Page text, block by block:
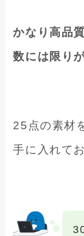
かなり高品
数には限り
25点の素材
手に入れて